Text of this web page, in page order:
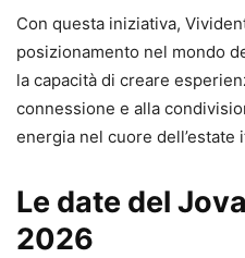
Con questa iniziativa,
posizionamento nel mondo
la capacità di creare
connessione e alla
energia nel cuore dell’estate
Le date del
2026